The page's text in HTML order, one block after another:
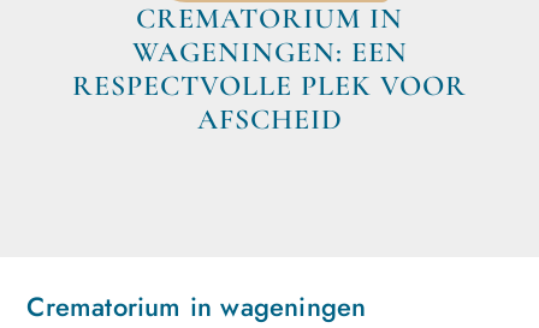
CREMATORIUM IN
WAGENINGEN: EEN
RESPECTVOLLE PLEK VOOR
AFSCHEID
Crematorium in wageningen